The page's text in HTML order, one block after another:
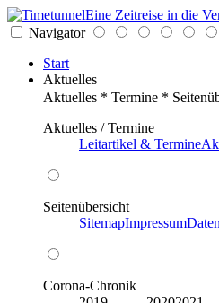
Eine Zeitreise in die
Navigator
Start
Aktuelles
Aktuelles * Termine *
Aktuelles / Termine
Leitartikel & Termine
Seitenübersicht
SitemapImpressum
Corona-Chronik